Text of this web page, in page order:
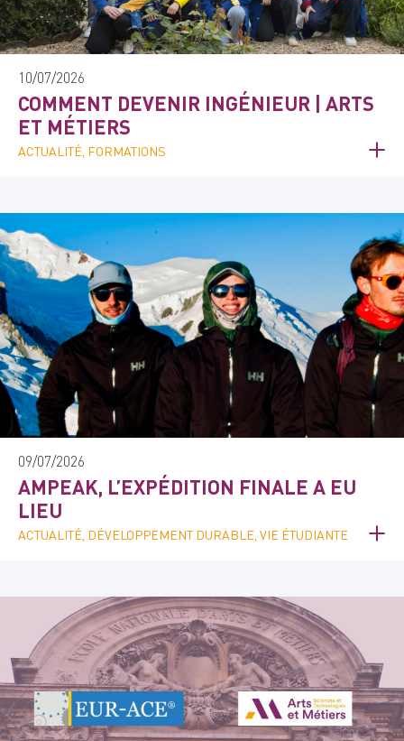
10/07/2026
COMMENT DEVENIR INGÉNIEUR | ARTS
ET MÉTIERS
ACTUALITÉ, FORMATIONS
09/07/2026
AMPEAK, L’EXPÉDITION FINALE A EU
LIEU
ACTUALITÉ, DÉVELOPPEMENT DURABLE, VIE ÉTUDIANTE